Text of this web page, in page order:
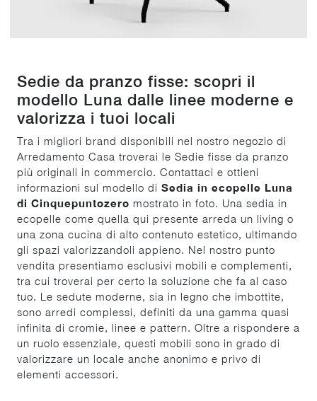
Sedie da pranzo fisse: scopri il
modello Luna dalle linee moderne e
valorizza i tuoi locali
Tra i migliori brand disponibili nel nostro negozio di
Arredamento Casa troverai le Sedie fisse da pranzo
più originali in commercio. Contattaci e ottieni
informazioni sul modello di Sedia in ecopelle Luna
di Cinquepuntozero mostrato in foto. Una sedia in
ecopelle come quella qui presente arreda un living o
una zona cucina di alto contenuto estetico, ultimando
gli spazi valorizzandoli appieno. Nel nostro punto
vendita presentiamo esclusivi mobili e complementi,
tra cui troverai per certo la soluzione che fa al caso
tuo. Le sedute moderne, sia in legno che imbottite,
sono arredi complessi, definiti da una gamma quasi
infinita di cromie, linee e pattern. Oltre a rispondere a
un ruolo essenziale, questi mobili sono in grado di
valorizzare un locale anche anonimo e privo di
elementi accessori.